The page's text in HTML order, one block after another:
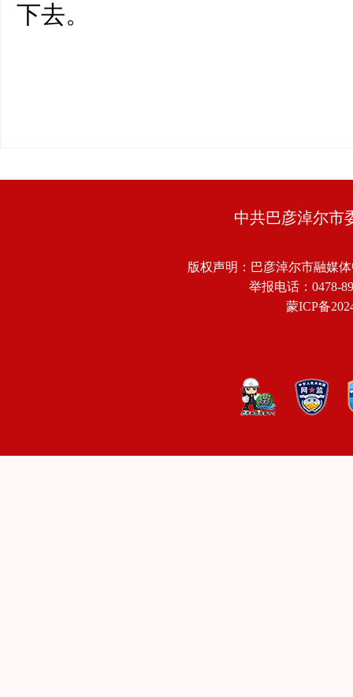
下去。
中共巴彦淖尔市
版权声明：巴彦淖尔市融媒
举报电话：0478-
蒙ICP备